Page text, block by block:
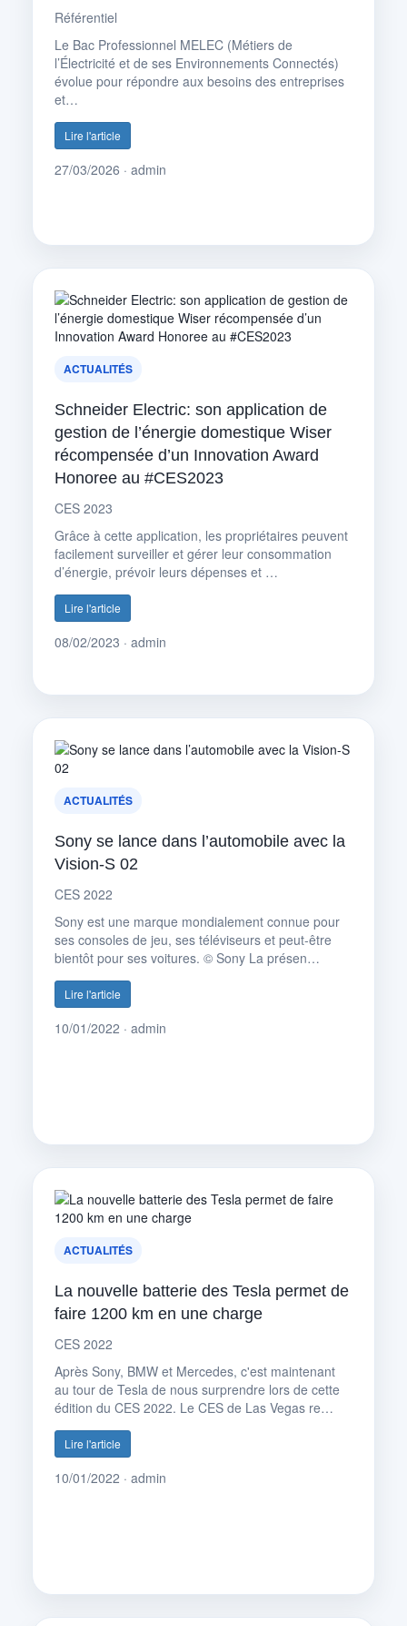
Référentiel
Le Bac Professionnel MELEC (Métiers de
l’Électricité et de ses Environnements Connectés)
évolue pour répondre aux besoins des entreprises
et…
Lire l'article
27/03/2026 · admin
ACTUALITÉS
Schneider Electric: son application de
gestion de l’énergie domestique Wiser
récompensée d’un Innovation Award
Honoree au #CES2023
CES 2023
Grâce à cette application, les propriétaires peuvent
facilement surveiller et gérer leur consommation
d’énergie, prévoir leurs dépenses et …
Lire l'article
08/02/2023 · admin
ACTUALITÉS
Sony se lance dans l’automobile avec la
Vision-S 02
CES 2022
Sony est une marque mondialement connue pour
ses consoles de jeu, ses téléviseurs et peut-être
bientôt pour ses voitures. © Sony La présen…
Lire l'article
10/01/2022 · admin
ACTUALITÉS
La nouvelle batterie des Tesla permet de
faire 1200 km en une charge
CES 2022
Après Sony, BMW et Mercedes, c'est maintenant
au tour de Tesla de nous surprendre lors de cette
édition du CES 2022. Le CES de Las Vegas re…
Lire l'article
10/01/2022 · admin